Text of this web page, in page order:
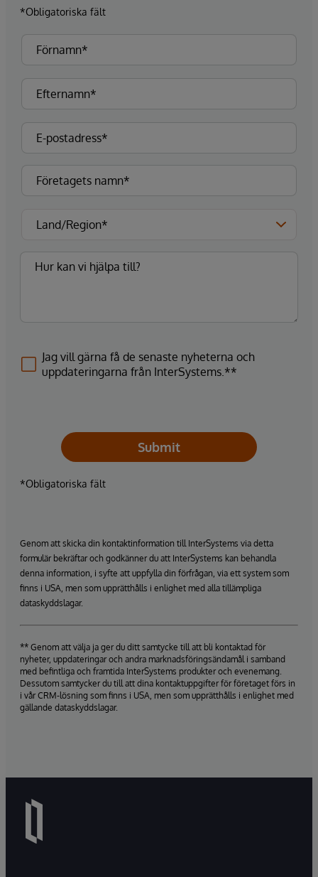
*Obligatoriska fält
Jag vill gärna få de senaste nyheterna och
uppdateringarna från InterSystems.**
Submit
*Obligatoriska fält
Genom att skicka din kontaktinformation till InterSystems via detta
formulär bekräftar och godkänner du att InterSystems kan behandla
denna information, i syfte att uppfylla din förfrågan, via ett system som
finns i USA, men som upprätthålls i enlighet med alla tillämpliga
dataskyddslagar.
** Genom att välja ja ger du ditt samtycke till att bli kontaktad för
nyheter, uppdateringar och andra marknadsföringsändamål i samband
med befintliga och framtida InterSystems produkter och evenemang.
Dessutom samtycker du till att dina kontaktuppgifter för företaget förs in
i vår CRM-lösning som finns i USA, men som upprätthålls i enlighet med
gällande dataskyddslagar.